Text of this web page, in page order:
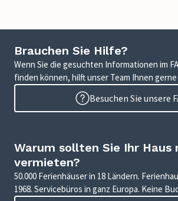
Brauchen Sie Hilfe?
Wenn Sie die gesuchten Informationen im
finden können, hilft unser Team Ihnen
Besuchen Sie unsere
Warum sollten Sie Ihr Haus
vermieten?
50.000 Ferienhäuser in 18 Ländern.
1968. Servicebüros in ganz Europa. Keine